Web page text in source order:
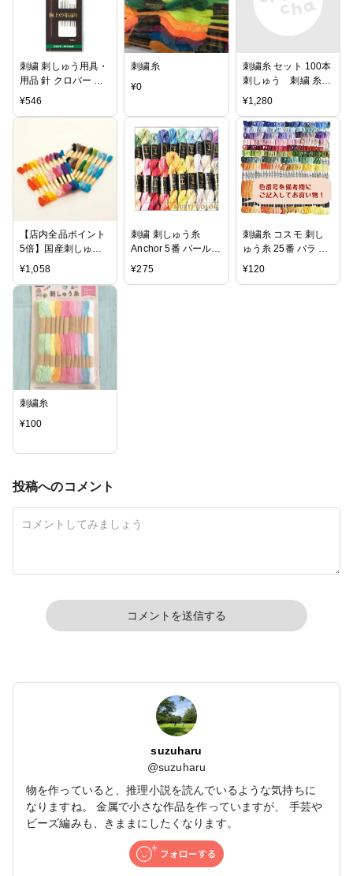
刺繍 刺しゅう用具・
用品 針 クロバー ア
ップリケ針 ブラック
¥546
刺繍糸
¥0
刺繍糸 セット 100本
刺しゅう 刺繍 糸セ
ット ミサンガ 糸
¥1,280
【店内全品ポイント
5倍】国産刺しゅう
糸 ＃25 20本入り [刺
繍糸/ししゅう糸]
¥1,058
刺繍 刺しゅう糸
Anchor 5番 パールコ
ットンマルチ 1 【メ
¥275
刺繍糸 コスモ 刺し
ゅう糸 25番 バラ 色
番号購入時カート備
¥120
刺繍糸
¥100
投稿へのコメント
コメントを送信する
suzuharu
@suzuharu
物を作っていると、推理小説を読んでいるような気持ちに
なりますね。 金属で小さな作品を作っていますが、 手芸や
ビーズ編みも、きままにしたくなります。